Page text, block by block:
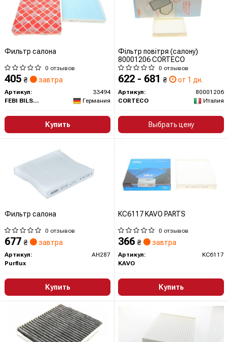
Фильтр салона
0 отзывов
405 ₴ завтра
Артикул:
33494
FEBI BILSTEIN
Германия
Купить
Фільтр повітря (салону)
80001206 CORTECO
0 отзывов
622 - 681 ₴ от 1 дн.
Артикул:
80001206
CORTECO
Италия
Выбрать цену
Фильтр салона
0 отзывов
677 ₴ завтра
Артикул:
AH287
Purflux
Купить
KC6117 KAVO PARTS
0 отзывов
366 ₴ завтра
Артикул:
KC6117
KAVO
Купить